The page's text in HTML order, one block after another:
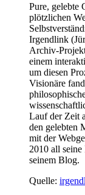
Pure, gelebte
plötzlichen
Irgendlink
Archiv-
einem
um diesen
Visionäre
Lauf der Zeit
den gelebten
mit der
2010 all
seinem Blog.
Quelle: